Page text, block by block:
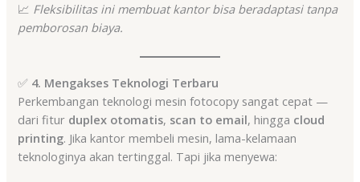
📈 Fleksibilitas ini membuat kantor bisa beradaptasi tanpa
pemborosan biaya.
✅ 4. Mengakses Teknologi Terbaru
Perkembangan teknologi mesin fotocopy sangat cepat —
dari fitur duplex otomatis, scan to email, hingga cloud
printing. Jika kantor membeli mesin, lama-kelamaan
teknologinya akan tertinggal. Tapi jika menyewa: